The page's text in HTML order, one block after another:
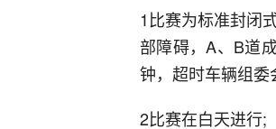
1比赛为标准封闭
部障碍，A、B道
钟，超时车辆组
2比赛在白天进行;